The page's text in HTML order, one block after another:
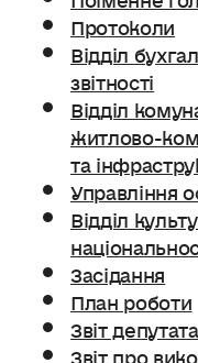
Протоколи
Відділ
звітності
Відділ
житлово-
та
Управління
Відділ
Засідання
План роботи
Звіт депутата
Звіт про